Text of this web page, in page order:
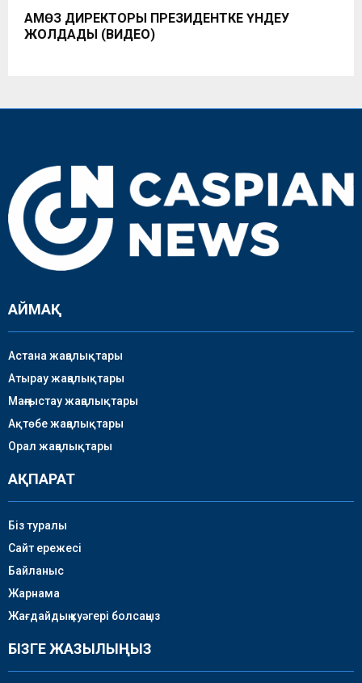
АМӨЗ ДИРЕКТОРЫ ПРЕЗИДЕНТКЕ ҮНДЕУ
ЖОЛДАДЫ (ВИДЕО)
АЙМАҚ
Астана жаңалықтары
Атырау жаңалықтары
Маңғыстау жаңалықтары
Ақтөбе жаңалықтары
Орал жаңалықтары
АҚПАРАТ
Біз туралы
Сайт ережесі
Байланыс
Жарнама
Жағдайдың куәгері болсаңыз
БІЗГЕ ЖАЗЫЛЫҢЫЗ